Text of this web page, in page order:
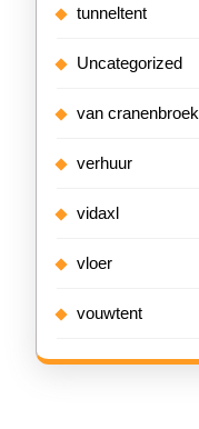
tunneltent
Uncategorized
van cranenbroek
verhuur
vidaxl
vloer
vouwtent